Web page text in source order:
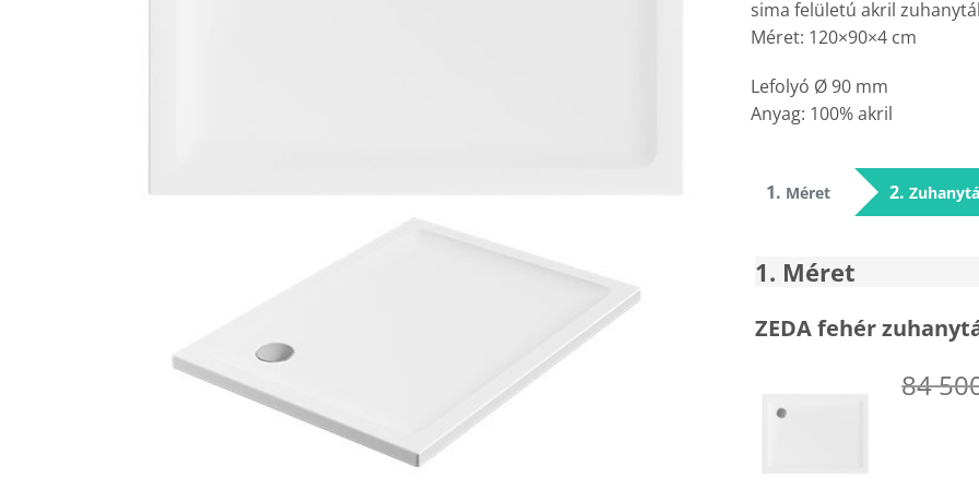
sima felületú akril
Méret: 120×90×4 cm
Lefolyó Ø 90 mm
Anyag: 100% akril
1 Méret 2
1 Méret
ZEDA fehér
84